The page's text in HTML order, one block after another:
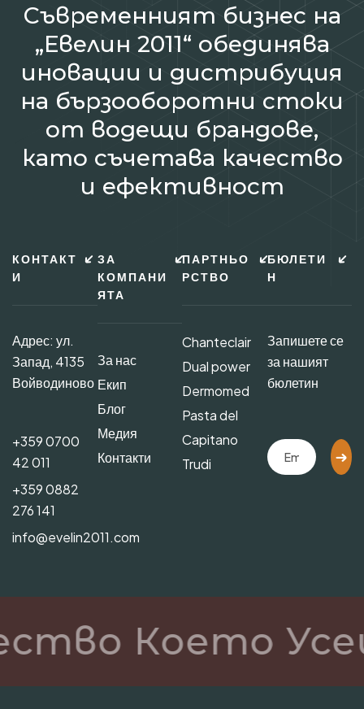
Съвременният бизнес на
„Евелин 2011“ обединява
иновации и дистрибуция
на бързооборотни стоки
от водещи брандове,
като съчетава качество
и ефективност
КОНТАКТ
И
Адрес: ул.
Запад, 4135
Войводиново
+359 0700
42 011
+359 0882
276 141
info@evelin2011.com
ЗА
КОМПАНИ
ЯТА
За нас
Екип
Блог
Медия
Контакти
ПАРТНЬО
РСТВО
Chanteclair
Dual power
Dermomed
Pasta del
Capitano
Trudi
БЮЛЕТИ
Н
Запишете се
за нашият
бюлетин
Което